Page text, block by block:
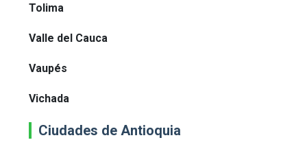
Tolima
Valle del Cauca
Vaupés
Vichada
Ciudades de Antioquia